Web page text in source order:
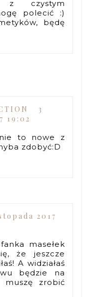
czystym
polecić :)
będę
3
19:02
to nowe z
zdobyć:D
2017
masełek
że jeszcze
A widziałaś
będzie na
muszę zrobić